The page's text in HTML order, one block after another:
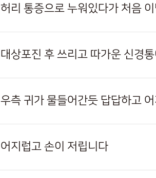
허리 통증으로 누워있다가 처음
대상포진 후 쓰리고 따가운 신경
우측 귀가 물들어간듯 답답하고
어지럽고 손이 저립니다